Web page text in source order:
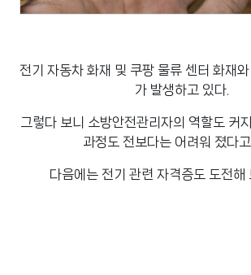
전기 자동차 화재 및 쿠팡 물류 센터 화재
가 발생하고 있다.
그렇다 보니 소방안전관리자의 역할도 커
과정도 전보다는 어려워 졌다
다음에는 전기 관련 자격증도 도전해